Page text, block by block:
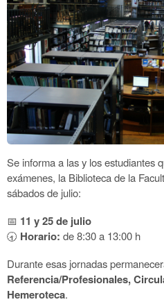
Se informa a las y los estudiantes
exámenes, la Biblioteca de la
sábados de julio:
📅 11 y 25 de julio
🕣 Horario: de 8:30 a 13:00 h
Durante esas jornadas
Referencia/Profesionales,
Hemeroteca.